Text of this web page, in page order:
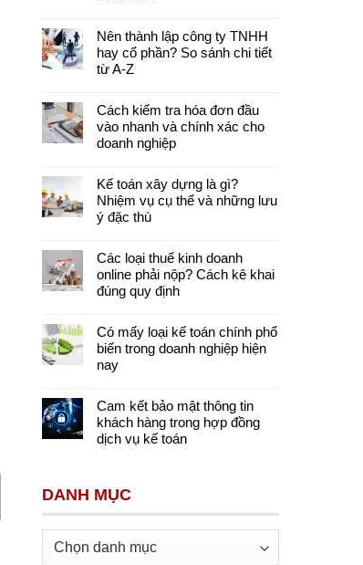
Nên thành lập công ty TNHH
hay cổ phần? So sánh chi tiết
từ A-Z
Cách kiểm tra hóa đơn đầu
vào nhanh và chính xác cho
doanh nghiệp
Kế toán xây dựng là gì?
Nhiệm vụ cụ thể và những lưu
ý đặc thù
Các loại thuế kinh doanh
online phải nộp? Cách kê khai
đúng quy định
Có mấy loại kế toán chính phổ
biến trong doanh nghiệp hiện
nay
Cam kết bảo mật thông tin
khách hàng trong hợp đồng
dịch vụ kế toán
DANH MỤC
Danh